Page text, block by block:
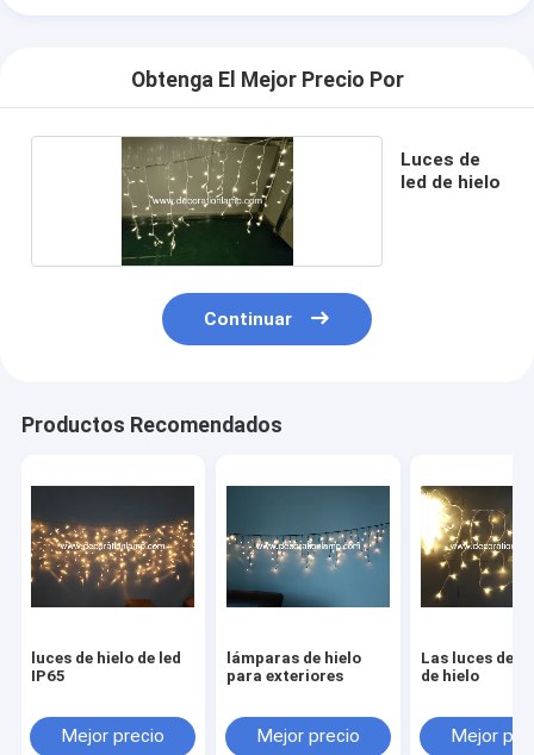
Obtenga El Mejor Precio Por
Luces de
led de hielo
Continuar
Productos Recomendados
luces de hielo de led
IP65
Mejor precio
lámparas de hielo
para exteriores
Mejor precio
Las luces de
de hielo
Mejor